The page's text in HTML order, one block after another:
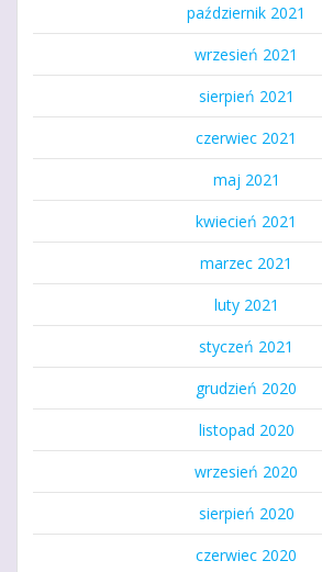
październik 2021
wrzesień 2021
sierpień 2021
czerwiec 2021
maj 2021
kwiecień 2021
marzec 2021
luty 2021
styczeń 2021
grudzień 2020
listopad 2020
wrzesień 2020
sierpień 2020
czerwiec 2020